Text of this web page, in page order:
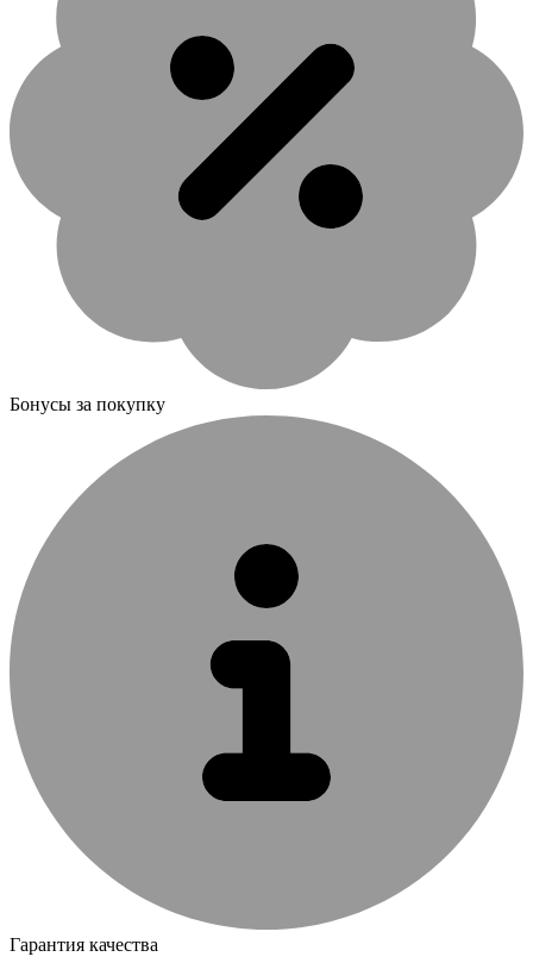
Бонусы за покупку
Гарантия качества